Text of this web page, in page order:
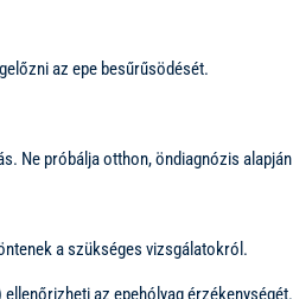
az epe besűrűsödését.
Ne próbálja otthon, öndiagnózis
a szükséges vizsgálatokról.
az epehólyag érzékenységét.